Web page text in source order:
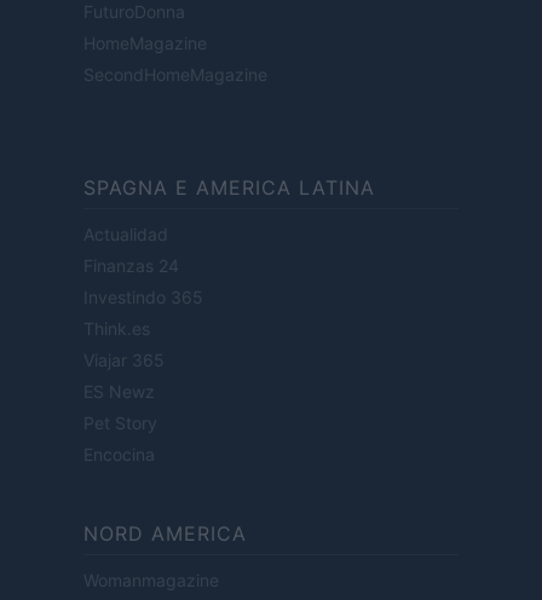
FuturoDonna
HomeMagazine
SecondHomeMagazine
SPAGNA E AMERICA LATINA
Actualidad
Finanzas 24
Investindo 365
Think.es
Viajar 365
ES Newz
Pet Story
Encocina
NORD AMERICA
Womanmagazine